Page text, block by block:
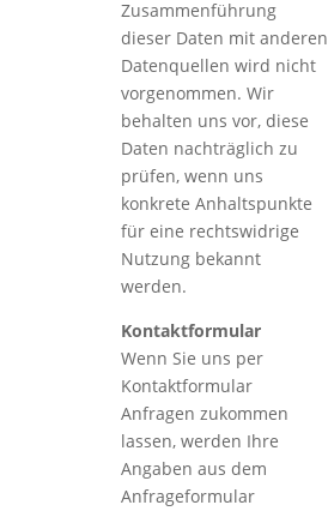
Zusammenführung
dieser Daten mit anderen
Datenquellen wird nicht
vorgenommen. Wir
behalten uns vor, diese
Daten nachträglich zu
prüfen, wenn uns
konkrete Anhaltspunkte
für eine rechtswidrige
Nutzung bekannt
werden.
Kontaktformular
Wenn Sie uns per
Kontaktformular
Anfragen zukommen
lassen, werden Ihre
Angaben aus dem
Anfrageformular